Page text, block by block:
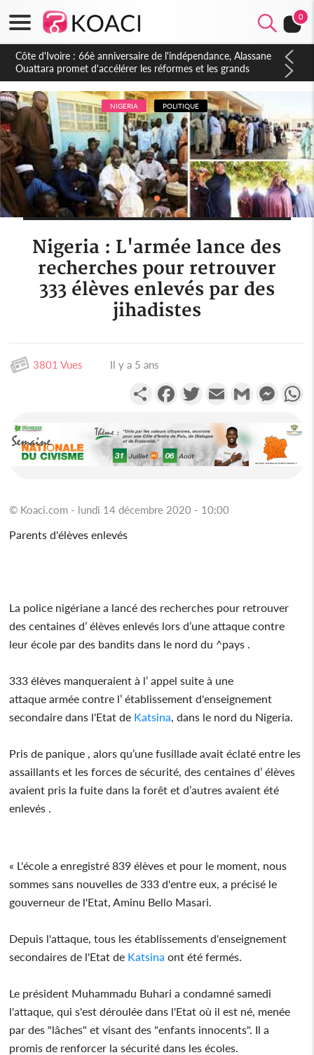
0
Côte d'Ivoire : À Abidjan, Amadou Oury Bah admire le modèle
ivoirien et veut s'en inspirer pour accélérer le développement
de la Guinée
NIGERIA POLITIQUE
Nigeria : L'armée lance des
recherches pour retrouver
333 élèves enlevés par des
jihadistes
3801 Vues Il y a 5 ans
PartagerFacebookTwitterEmail Gmail
© Koaci.com - lundi 14 décembre 2020 - 10:00
Parents d'élèves enlevés
La police nigériane a lancé des recherches pour retrouver
des centaines d’ élèves enlevés lors d’une attaque contre
leur école par des bandits dans le nord du ^pays .
333 élèves manqueraient à l’ appel suite à une
attaque armée contre l’ établissement d'enseignement
secondaire dans l'Etat de Katsina, dans le nord du Nigeria.
Pris de panique , alors qu’une fusillade avait éclaté entre les
assaillants et les forces de sécurité, des centaines d’ élèves
avaient pris la fuite dans la forêt et d’autres avaient été
enlevés .
« L'école a enregistré 839 élèves et pour le moment, nous
sommes sans nouvelles de 333 d'entre eux, a précisé le
gouverneur de l'Etat, Aminu Bello Masari.
Depuis l'attaque, tous les établissements d'enseignement
secondaires de l'Etat de Katsina ont été fermés.
Le président Muhammadu Buhari a condamné samedi
l'attaque, qui s'est déroulée dans l'Etat où il est né, menée
par des "lâches" et visant des "enfants innocents". Il a
promis de renforcer la sécurité dans les écoles.